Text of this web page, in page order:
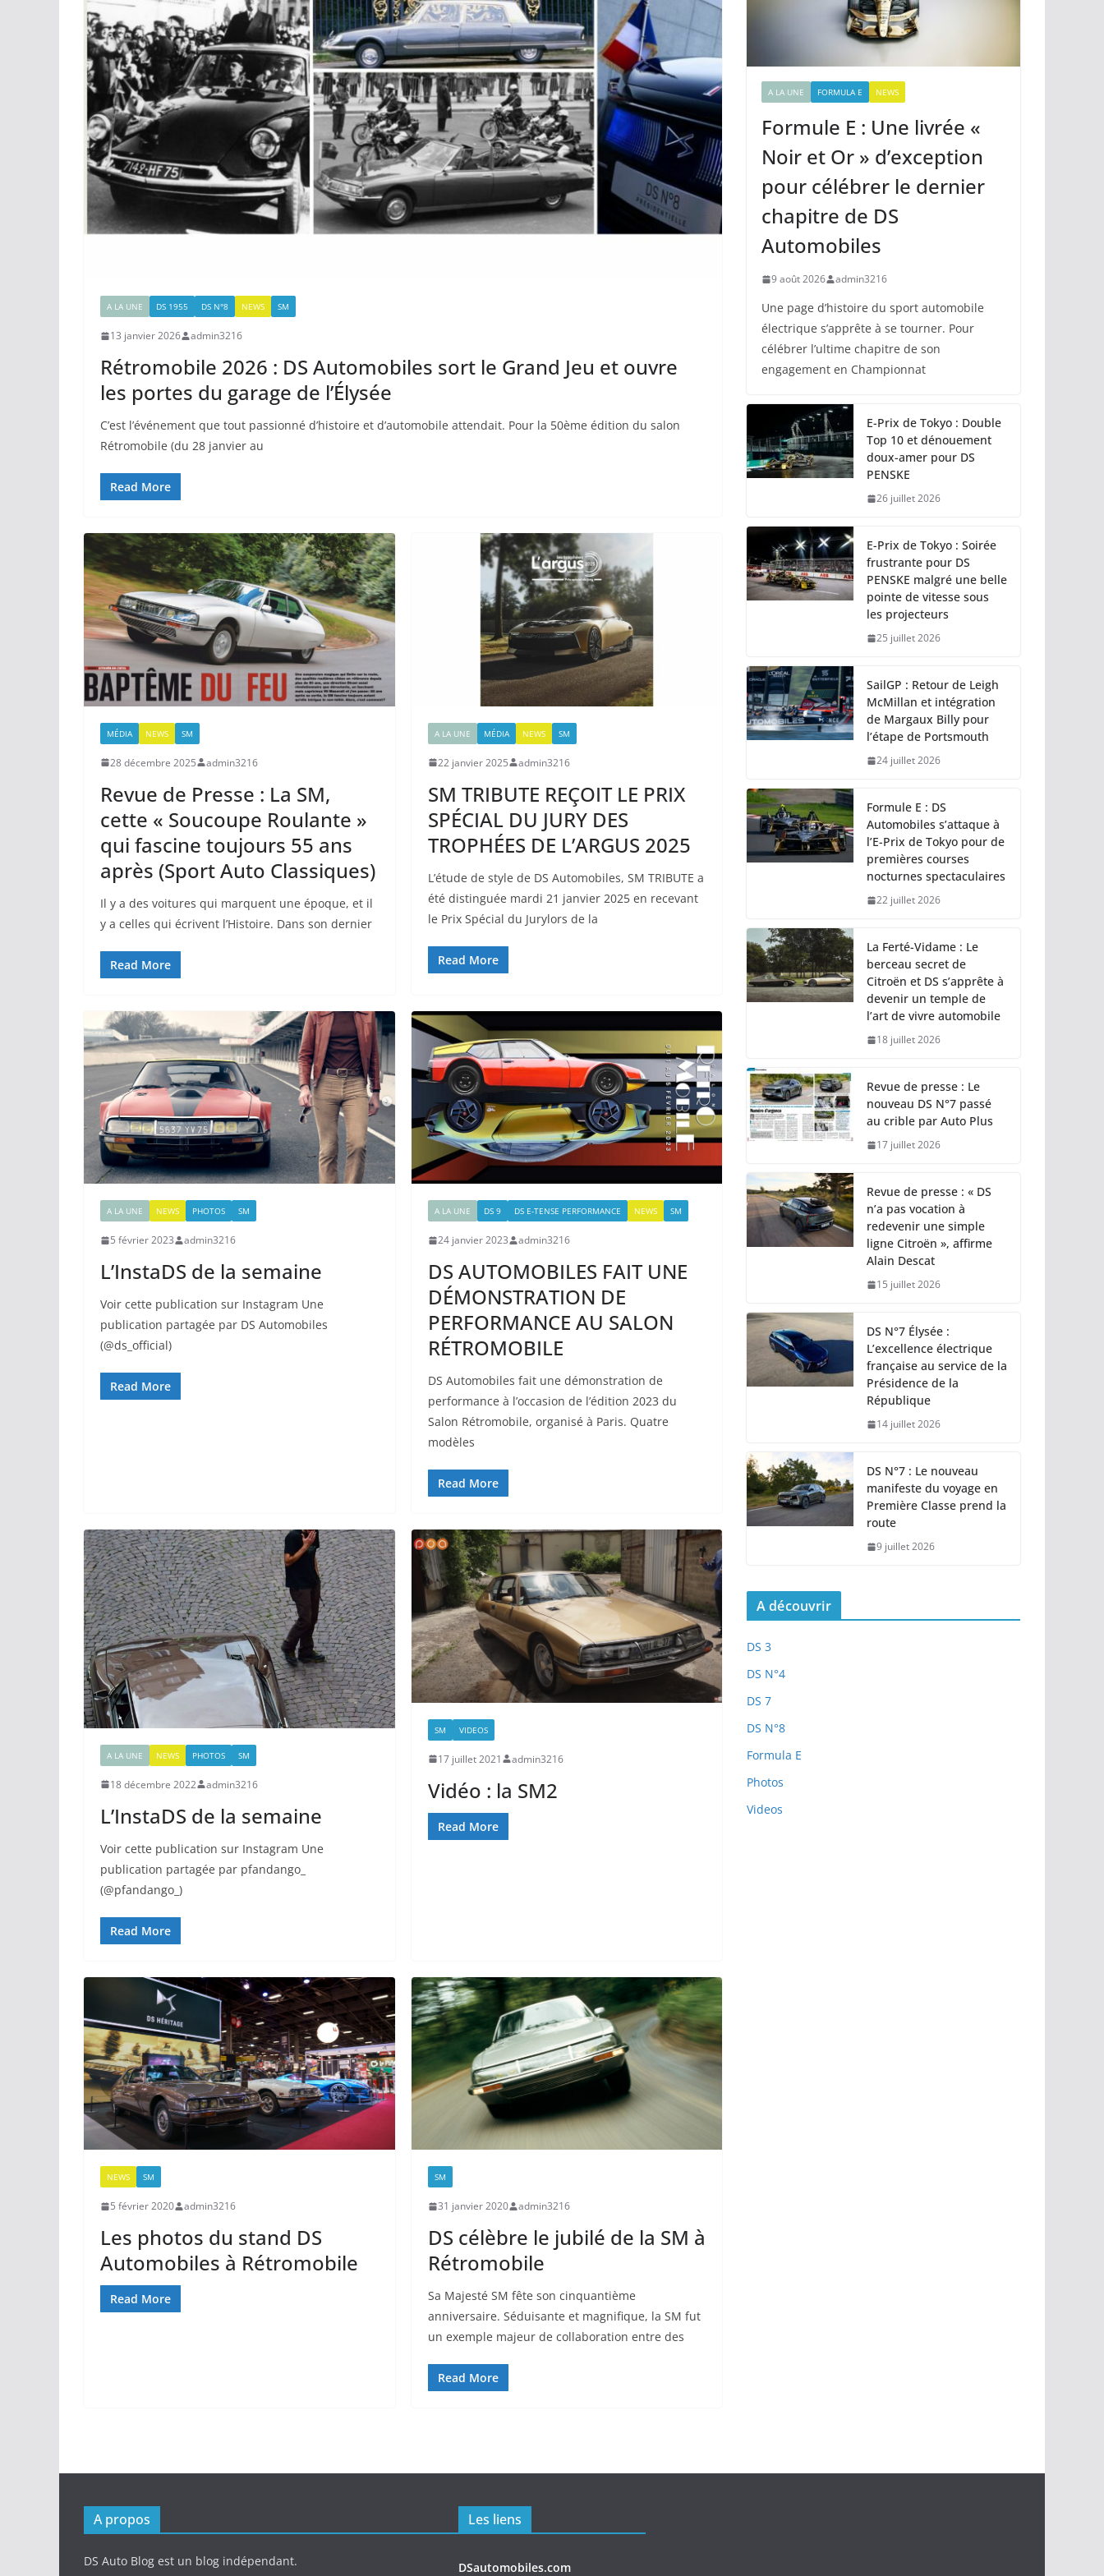
A LA UNE DS 1955 DS N°8 NEWS SM
13 janvier 2026 admin3216
Rétromobile 2026 : DS Automobiles sort le Grand Jeu et ouvre
les portes du garage de l’Élysée
C’est l’événement que tout passionné d’histoire et d’automobile attendait. Pour la 50ème édition du salon
Rétromobile (du 28 janvier au
Read More
MÉDIA NEWS SM
28 décembre 2025 admin3216
Revue de Presse : La SM,
cette « Soucoupe Roulante »
qui fascine toujours 55 ans
après (Sport Auto Classiques)
Il y a des voitures qui marquent une époque, et il
y a celles qui écrivent l’Histoire. Dans son dernier
Read More
A LA UNE MÉDIA NEWS SM
22 janvier 2025 admin3216
SM TRIBUTE REÇOIT LE PRIX
SPÉCIAL DU JURY DES
TROPHÉES DE L’ARGUS 2025
L’étude de style de DS Automobiles, SM TRIBUTE a
été distinguée mardi 21 janvier 2025 en recevant
le Prix Spécial du Jurylors de la
Read More
A LA UNE NEWS PHOTOS SM
5 février 2023 admin3216
L’InstaDS de la semaine
Voir cette publication sur Instagram Une
publication partagée par DS Automobiles
(@ds_official)
Read More
A LA UNE DS 9 DS E-TENSE PERFORMANCE NEWS SM
24 janvier 2023 admin3216
DS AUTOMOBILES FAIT UNE
DÉMONSTRATION DE
PERFORMANCE AU SALON
RÉTROMOBILE
DS Automobiles fait une démonstration de
performance à l’occasion de l’édition 2023 du
Salon Rétromobile, organisé à Paris. Quatre
modèles
Read More
A LA UNE NEWS PHOTOS SM
18 décembre 2022 admin3216
L’InstaDS de la semaine
Voir cette publication sur Instagram Une
publication partagée par pfandango_
(@pfandango_)
Read More
SM VIDEOS
17 juillet 2021 admin3216
Vidéo : la SM2
Read More
NEWS SM
5 février 2020 admin3216
Les photos du stand DS
Automobiles à Rétromobile
Read More
SM
31 janvier 2020 admin3216
DS célèbre le jubilé de la SM à
Rétromobile
Sa Majesté SM fête son cinquantième
anniversaire. Séduisante et magnifique, la SM fut
un exemple majeur de collaboration entre des
Read More
A LA UNE FORMULA E NEWS
Formule E : Une livrée «
Noir et Or » d’exception
pour célébrer le dernier
chapitre de DS
Automobiles
9 août 2026 admin3216
Une page d’histoire du sport automobile
électrique s’apprête à se tourner. Pour
célébrer l’ultime chapitre de son
engagement en Championnat
E-Prix de Tokyo : Double
Top 10 et dénouement
doux-amer pour DS
PENSKE
26 juillet 2026
E-Prix de Tokyo : Soirée
frustrante pour DS
PENSKE malgré une belle
pointe de vitesse sous
les projecteurs
25 juillet 2026
SailGP : Retour de Leigh
McMillan et intégration
de Margaux Billy pour
l’étape de Portsmouth
24 juillet 2026
Formule E : DS
Automobiles s’attaque à
l’E-Prix de Tokyo pour de
premières courses
nocturnes spectaculaires
22 juillet 2026
La Ferté-Vidame : Le
berceau secret de
Citroën et DS s’apprête à
devenir un temple de
l’art de vivre automobile
18 juillet 2026
Revue de presse : Le
nouveau DS N°7 passé
au crible par Auto Plus
17 juillet 2026
Revue de presse : « DS
n’a pas vocation à
redevenir une simple
ligne Citroën », affirme
Alain Descat
15 juillet 2026
DS N°7 Élysée :
L’excellence électrique
française au service de la
Présidence de la
République
14 juillet 2026
DS N°7 : Le nouveau
manifeste du voyage en
Première Classe prend la
route
9 juillet 2026
A découvrir
DS 3
DS N°4
DS 7
DS N°8
Formula E
Photos
Videos
A propos
DS Auto Blog est un blog indépendant.
Les liens
DSautomobiles.com